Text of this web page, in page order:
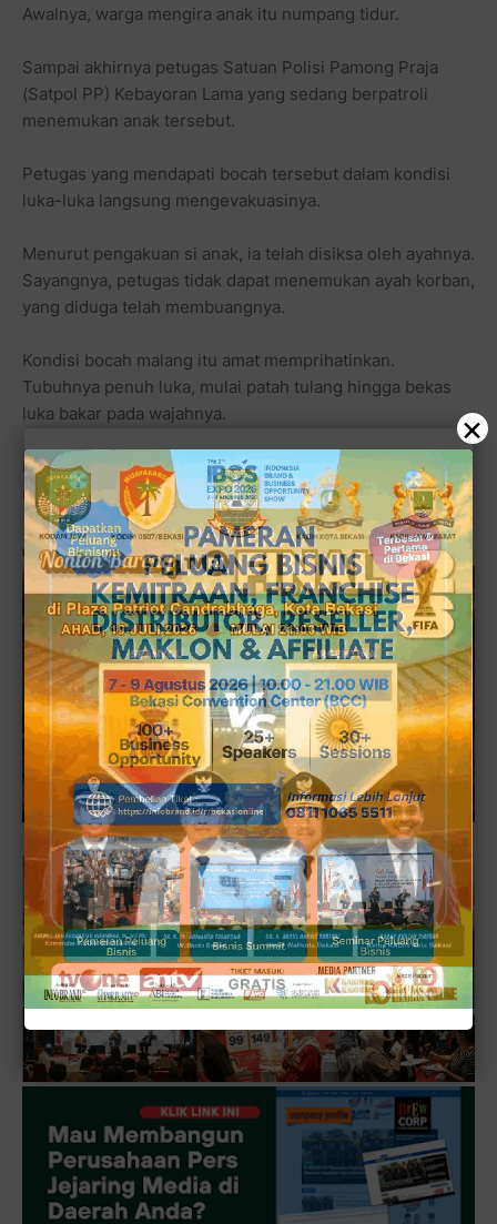
Awalnya, warga mengira anak itu numpang tidur.
Sampai akhirnya petugas Satuan Polisi Pamong Praja
(Satpol PP) Kebayoran Lama yang sedang berpatroli
menemukan anak tersebut.
Petugas yang mendapati bocah tersebut dalam kondisi
luka-luka langsung mengevakuasinya.
Menurut pengakuan si anak, ia telah disiksa oleh ayahnya.
Sayangnya, petugas tidak dapat menemukan ayah korban,
yang diduga telah membuangnya.
Kondisi bocah malang itu amat memprihatinkan.
Tubuhnya penuh luka, mulai patah tulang hingga bekas
luka bakar pada wajahnya.
Korban diduga disiksa di Surabaya dan dibawa ayahnya
menggunakan kereta ke Jakarta.[■]
Reporter:Widy,KotakRedaksiEditor:DikRizal/JabarOL
×